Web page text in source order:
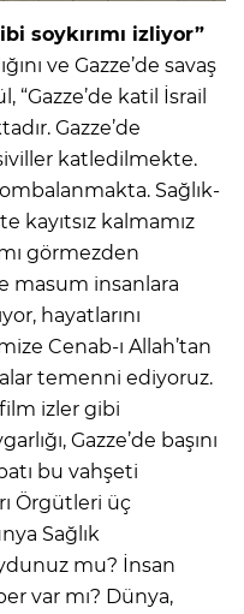
soykırımı izliyor”
ve Gazze’de savaş
katil İsrail
Gazze’de
katledilmekte.
Sağlık-
kayıtsız kalmamız
görmezden
masum insanlara
hayatlarını
Cenab-ı Allah’tan
temenni ediyoruz.
film izler gibi
Gazze’de başını
bu vahşeti
Örgütleri üç
Sağlık
mu? İnsan
var mı? Dünya,